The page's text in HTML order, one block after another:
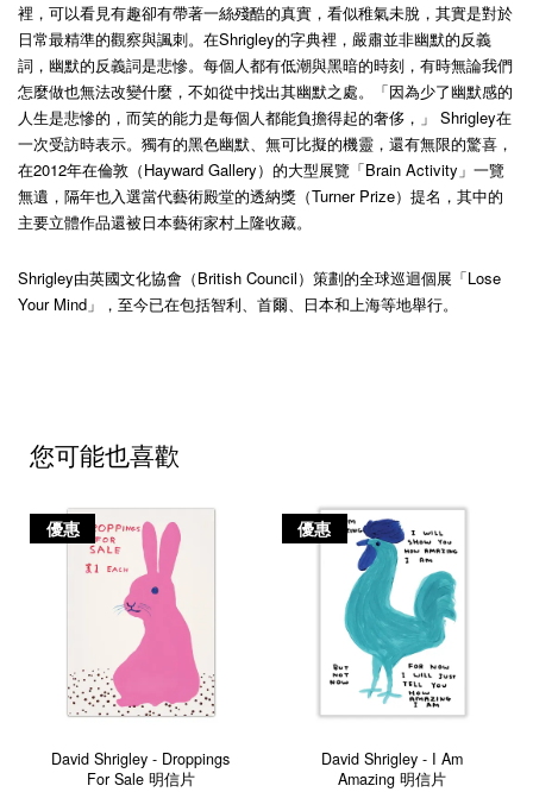
裡，可以看見有趣卻有帶著一絲殘酷的真實，看似稚氣未脫，其實是對於
日常最精準的觀察與諷刺。在Shrigley的字典裡，嚴肅並非幽默的反義
詞，幽默的反義詞是悲慘。每個人都有低潮與黑暗的時刻，有時無論我們
怎麼做也無法改變什麼，不如從中找出其幽默之處。「因為少了幽默感的
人生是悲慘的，而笑的能力是每個人都能負擔得起的奢侈，」 Shrigley在
一次受訪時表示。獨有的黑色幽默、無可比擬的機靈，還有無限的驚喜，
在2012年在倫敦（Hayward Gallery）的大型展覽「Brain Activity」一覽
無遺，隔年也入選當代藝術殿堂的透納獎（Turner Prize）提名，其中的
主要立體作品還被日本藝術家村上隆收藏。
Shrigley由英國文化協會（British Council）策劃的全球巡迴個展「Lose
Your Mind」，至今已在包括智利、首爾、日本和上海等地舉行。
您可能也喜歡
優惠
David Shrigley - Droppings
For Sale 明信片
優惠
David Shrigley - I Am
Amazing 明信片